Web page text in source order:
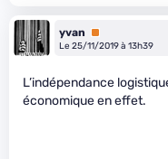
yvan
Premium
Le 25/11/2019 à 13h39
L’indépendance
économique en effet.